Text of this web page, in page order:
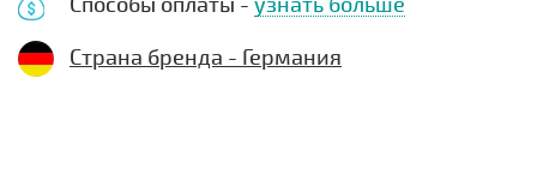
Страна бренда - Германия